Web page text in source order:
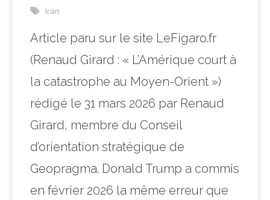
Iran
Article paru sur le site LeFigaro.fr
(Renaud Girard : « L’Amérique court à
la catastrophe au Moyen-Orient »)
rédigé le 31 mars 2026 par Renaud
Girard, membre du Conseil
d’orientation stratégique de
Geopragma. Donald Trump a commis
en février 2026 la même erreur que